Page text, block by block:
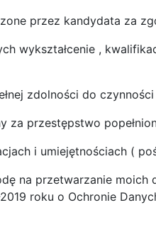
przez kandydata za
wykształcenie ,
zdolności do
za przestępstwo
i umiejętnościach (
na przetwarzanie
roku o Ochronie